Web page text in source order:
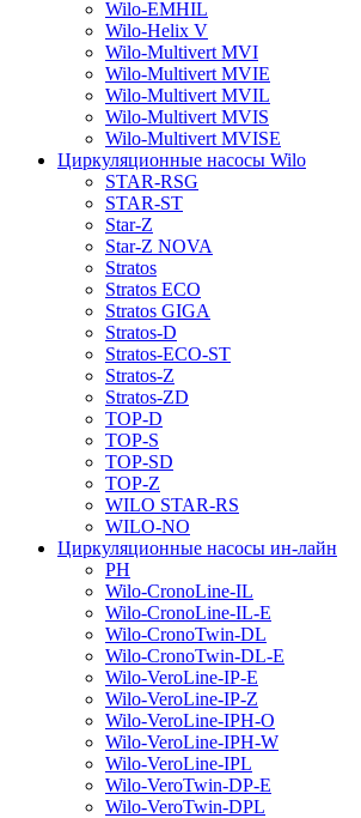
Wilo-EMHIL
Wilo-Helix V
Wilo-Multivert MVI
Wilo-Multivert MVIE
Wilo-Multivert MVIL
Wilo-Multivert MVIS
Wilo-Multivert MVISE
Циркуляционные насосы Wilo
STAR-RSG
STAR-ST
Star-Z
Star-Z NOVA
Stratos
Stratos ECO
Stratos GIGA
Stratos-D
Stratos-ECO-ST
Stratos-Z
Stratos-ZD
TOP-D
TOP-S
TOP-SD
TOP-Z
WILO STAR-RS
WILO-NO
Циркуляционные насосы ин-лайн
PH
Wilo-CronoLine-IL
Wilo-CronoLine-IL-E
Wilo-CronoTwin-DL
Wilo-CronoTwin-DL-E
Wilo-VeroLine-IP-E
Wilo-VeroLine-IP-Z
Wilo-VeroLine-IPH-O
Wilo-VeroLine-IPH-W
Wilo-VeroLine-IPL
Wilo-VeroTwin-DP-E
Wilo-VeroTwin-DPL